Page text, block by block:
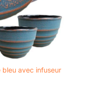
bleu avec infuseur